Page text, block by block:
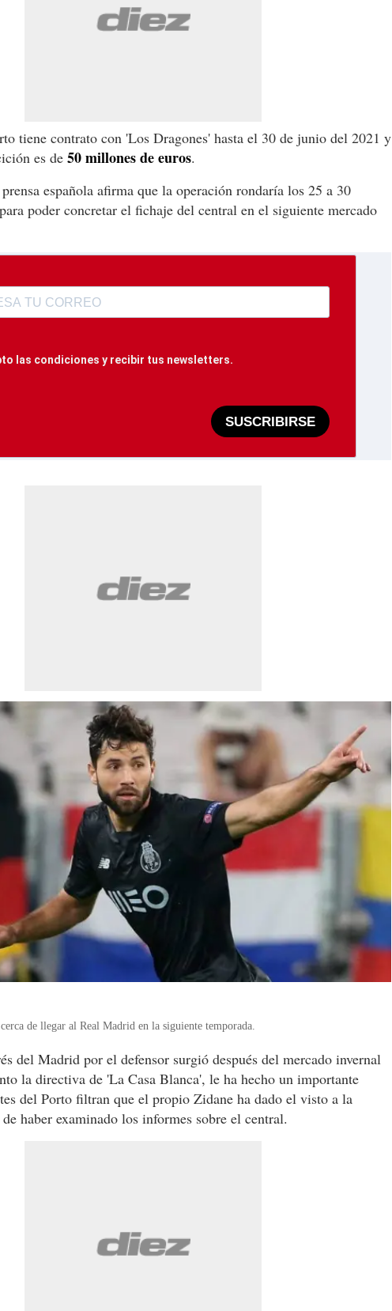
tiene contrato con 'Los Dragones' hasta el 30 de junio del 2021 y
es de 50 millones de euros.
española afirma que la operación rondaría los 25 a 30
poder concretar el fichaje del central en el siguiente mercado
las condiciones y recibir tus newsletters.
SUSCRIBIRSE
de llegar al Real Madrid en la siguiente temporada.
del Madrid por el defensor surgió después del mercado invernal
la directiva de 'La Casa Blanca', le ha hecho un importante
del Porto filtran que el propio Zidane ha dado el visto a la
haber examinado los informes sobre el central.